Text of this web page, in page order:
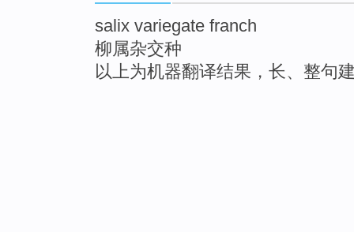
salix variegate franch
柳属杂交种
以上为机器翻译结果，长、整句